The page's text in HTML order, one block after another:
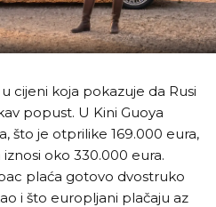
cijeni koja pokazuje da Rusi
popust. U Kini Guoya
što je otprilike 169.000 eura,
oko 330.000 eura.
plaća gotovo dvostruko
i što europljani plačaju az